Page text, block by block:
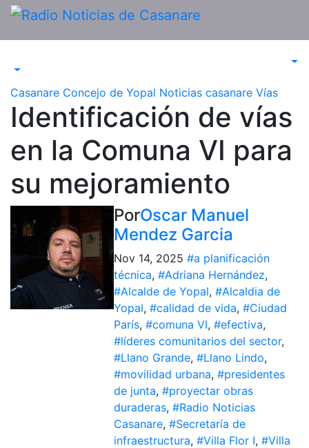
Saltar
contenido
Casanare Concejo de Yopal Noticias casanare Vías
Identificación de vías
en la Comuna VI para
su mejoramiento
PorOscar Manuel
Mendez Garcia
Nov 14, 2025 #a planificación
técnica, #Adriana Hernández,
#Alcalde de Yopal, #Alcaldia de
Yopal, #calidad de vida, #Ciudad
París, #comuna VI, #efectiva,
#líderes comunitarios del sector,
#Llano Grande, #Llano Lindo,
#movilidad urbana, #presidentes
de junta, #proyectar obras
duraderas, #Radio Noticias
Casanare, #Secretaría de
infraestructura, #Villa Flor I, #Villa